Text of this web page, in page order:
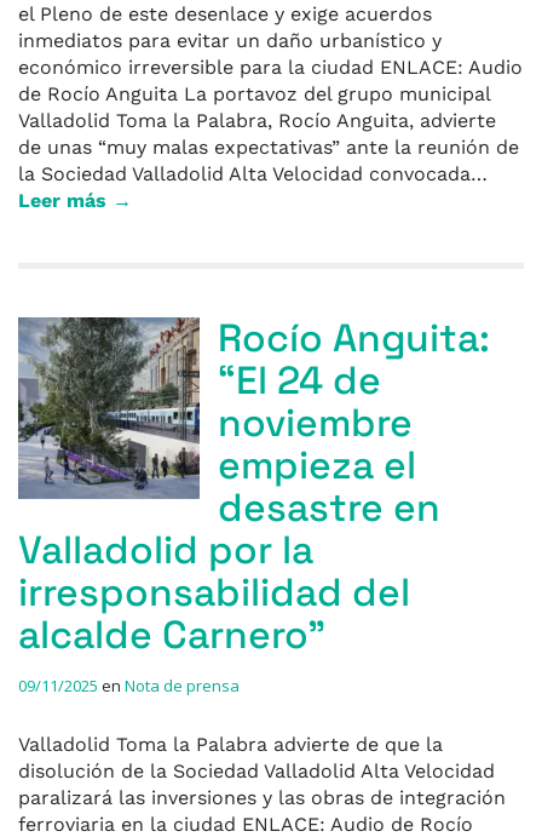
el Pleno de este desenlace y exige acuerdos
inmediatos para evitar un daño urbanístico y
económico irreversible para la ciudad ENLACE: Audio
de Rocío Anguita La portavoz del grupo municipal
Valladolid Toma la Palabra, Rocío Anguita, advierte
de unas “muy malas expectativas” ante la reunión de
la Sociedad Valladolid Alta Velocidad convocada…
Leer más →
Rocío Anguita:
“El 24 de
noviembre
empieza el
desastre en
Valladolid por la
irresponsabilidad del
alcalde Carnero”
09/11/2025 en Nota de prensa
Valladolid Toma la Palabra advierte de que la
disolución de la Sociedad Valladolid Alta Velocidad
paralizará las inversiones y las obras de integración
ferroviaria en la ciudad ENLACE: Audio de Rocío